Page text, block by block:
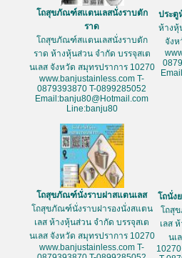
โถสุขภัณฑ์สแตนเลสนั่งราบตัก
ราด
โถสุขภัณฑ์สแตนเลสนั่งราบตัก
ราด ห้างหุ้นส่วน จำกัด บรรจุสเต
นเลส จังหวัด สมุทรปราการ 10270
www.banjustainless.com T-
0879393870 T-0899285052
Email:banju80@Hotmail.com
Line:banju80
ประตู
ห้างหุ้
จังห
โถสุขภัณฑ์นั่งราบฝาสแตนเลส
โถสุขภัณฑ์นั่งราบฝารองนั่งสแตน
เลส ห้างหุ้นส่วน จำกัด บรรจุสเต
นเลส จังหวัด สมุทรปราการ 10270
www.banjustainless.com T-
โถนั่ง
โถสุ
เลส
นเ